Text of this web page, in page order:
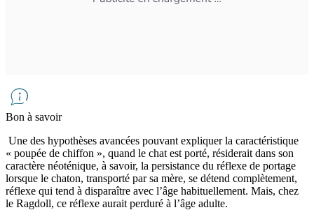
Bon à savoir
Une des hypothèses avancées pouvant expliquer la caractéristique
« poupée de chiffon », quand le chat est porté, résiderait dans son
caractère néoténique, à savoir, la persistance du réflexe de portage
lorsque le chaton, transporté par sa mère, se détend complètement,
réflexe qui tend à disparaître avec l’âge habituellement. Mais, chez
le Ragdoll, ce réflexe aurait perduré à l’âge adulte.